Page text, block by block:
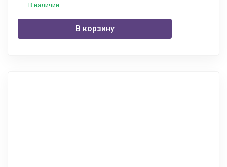
В наличии
В корзину